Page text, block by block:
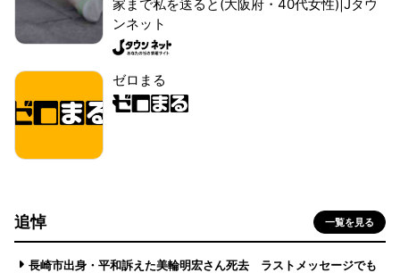
家まで私を送ると(大阪府・40代女性)|Jタウ
ンネット
ゼロまる
追悼 一覧を見る
長崎市出身・平和訴えた美輪明宏さん死去 ラストメッセージでも